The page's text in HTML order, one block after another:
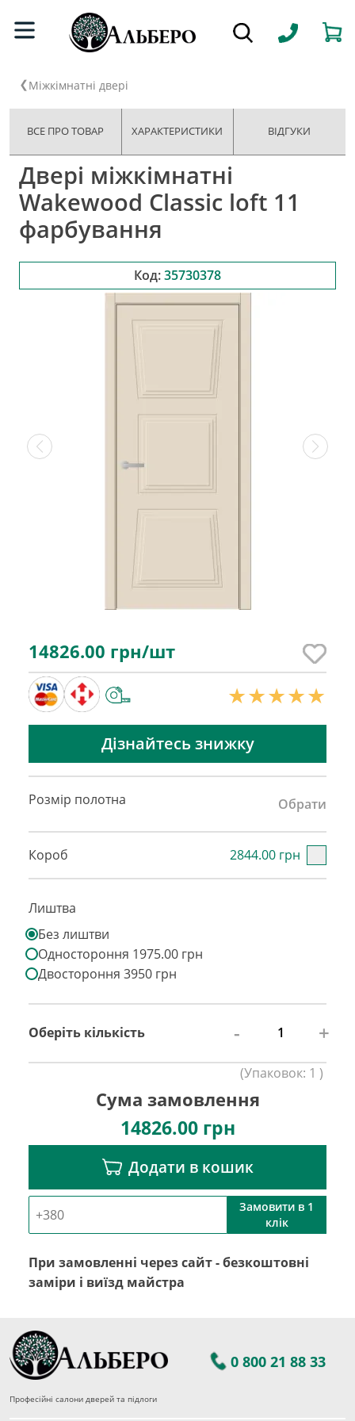
Міжкімнатні двері
ВСЕ ПРО ТОВАР ХАРАКТЕРИСТИКИ ВІДГУКИ
Двері міжкімнатні
Wakewood Classic loft 11
фарбування
Код:35730378
14826.00 грн/шт
Дізнайтесь знижку
Розмір полотна Обрати
Короб 2844.00 грн
Лиштва
Без лиштви
Одностороння 1975.00 грн
Двостороння 3950 грн
Оберіть кількість - +
(Упаковок: 1 )
Сума замовлення
14826.00грн
Додати в кошик
Замовити в 1
клік
При замовленні через сайт - безкоштовні
заміри і виїзд майстра
0 800 21 88 33
Професійні салони дверей та підлоги